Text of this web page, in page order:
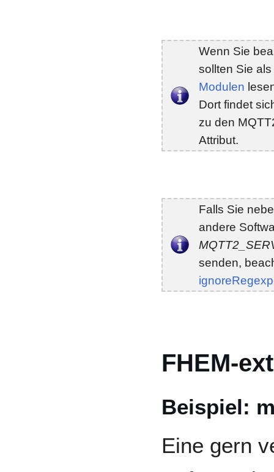
Wenn Sie
sollten Sie
Modulen
Dort findet
zu den
Attribut.
Falls Sie
andere
senden,
ignoreRegexp
FHEM-
Beispiel:
Eine gern